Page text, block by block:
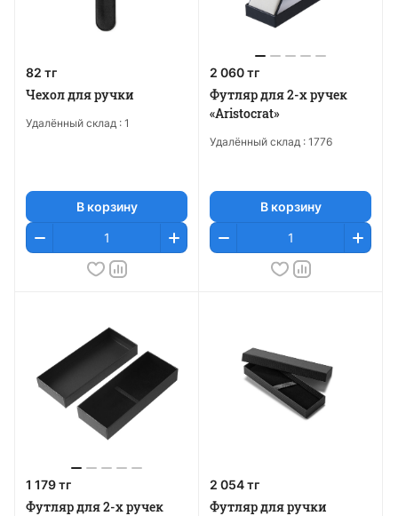
82 тг
Чехол для ручки
Удалённый склад : 1
В корзину
2 060 тг
Футляр для 2-х ручек
«Aristocrat»
Удалённый склад : 1776
В корзину
1 179 тг
Футляр для 2-х ручек
2 054 тг
Футляр для ручки